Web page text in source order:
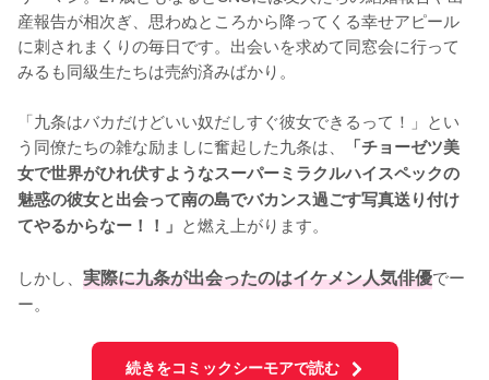
産報告が相次ぎ、思わぬところから降ってくる幸せアピール
に刺されまくりの毎日です。出会いを求めて同窓会に行って
みるも同級生たちは売約済みばかり。
「九条はバカだけどいい奴だしすぐ彼女できるって！」とい
う同僚たちの雑な励ましに奮起した九条は、
「チョーゼツ美
女で世界がひれ伏すようなスーパーミラクルハイスペックの
魅惑の彼女と出会って南の島でバカンス過ごす写真送り付け
てやるからなー！！」 と燃え上がります。
しかし、 実際に九条が出会ったのはイケメン人気俳優でー
ー。
続きをコミックシーモアで読む